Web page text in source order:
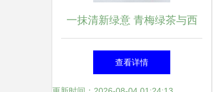
一抹清新绿意 青梅绿茶与西
餐陶瓷的雅致碰撞
查看详情